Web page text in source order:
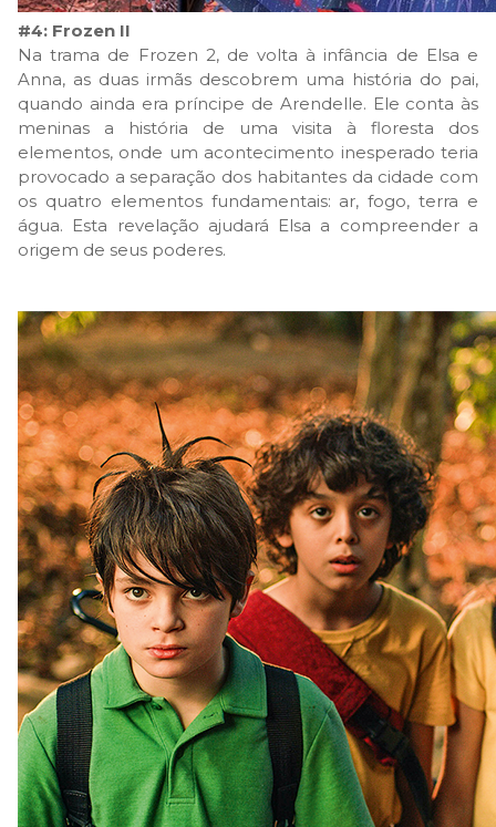
#4: Frozen II
Na trama de Frozen 2, de volta à infância de Elsa e
Anna, as duas irmãs descobrem uma história do pai,
quando ainda era príncipe de Arendelle. Ele conta às
meninas a história de uma visita à floresta dos
elementos, onde um acontecimento inesperado teria
provocado a separação dos habitantes da cidade com
os quatro elementos fundamentais: ar, fogo, terra e
água. Esta revelação ajudará Elsa a compreender a
origem de seus poderes.